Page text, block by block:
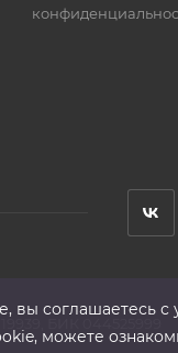
БИК 044525999
соглашаетесь
можете